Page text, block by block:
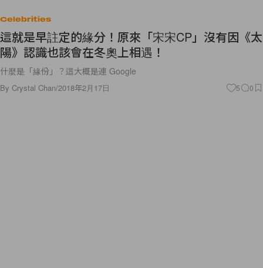
Celebrities
這就是早註定的緣分！原來「宋宋CP」沒有因《太
陽》認識也該會在冬奧上相遇！
什麼是「緣份」？這大概是連 Google
By Crystal Chan/2018年2月17日 5 0